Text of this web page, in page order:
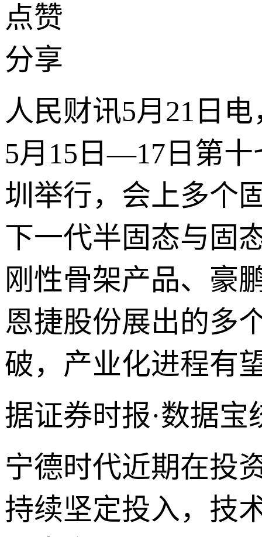
点赞
分享
人民财讯5月21日电
5月15日—17日第
圳举行，会上多个
下一代半固态与固
刚性骨架产品、豪
恩捷股份展出的多
破，产业化进程有
据证券时报·数据
宁德时代近期在投
持续坚定投入，技